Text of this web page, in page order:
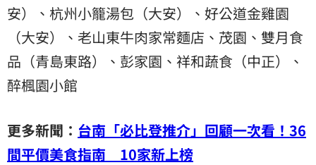
安）、杭州小籠湯包（大安）、好公道金雞園
（大安）、老山東牛肉家常麵店、茂園、雙月食
品（青島東路）、彭家園、祥和蔬食（中正）、
醉楓園小館
更多新聞： 台南「必比登推介」回顧一次看！36
間平價美食指南 10家新上榜